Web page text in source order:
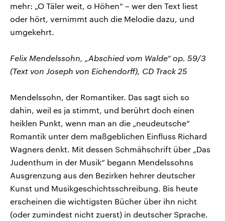
mehr: „O Täler weit, o Höhen“ – wer den Text liest
oder hört, vernimmt auch die Melodie dazu, und
umgekehrt.
Felix Mendelssohn, „Abschied vom Walde“ op. 59/3
(Text von Joseph von Eichendorff), CD Track 25
Mendelssohn, der Romantiker. Das sagt sich so
dahin, weil es ja stimmt, und berührt doch einen
heiklen Punkt, wenn man an die „neudeutsche“
Romantik unter dem maßgeblichen Einfluss Richard
Wagners denkt. Mit dessen Schmähschrift über „Das
Judenthum in der Musik“ begann Mendelssohns
Ausgrenzung aus den Bezirken hehrer deutscher
Kunst und Musikgeschichtsschreibung. Bis heute
erscheinen die wichtigsten Bücher über ihn nicht
(oder zumindest nicht zuerst) in deutscher Sprache.